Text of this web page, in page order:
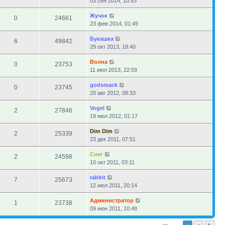
0 24661
Жучок
23 фев 2014, 01:49
6 49842
Букашка
29 окт 2013, 18:40
0 23753
Волна
11 июл 2013, 22:59
0 23745
godsmack
20 авг 2012, 08:33
2 27846
Vogel
19 июл 2012, 01:17
2 25339
Dim Dim
23 дек 2011, 07:51
2 24598
Снег
10 окт 2011, 03:11
7 25673
rabbit
12 июл 2011, 20:14
1 23738
Администратор
09 июн 2011, 10:48